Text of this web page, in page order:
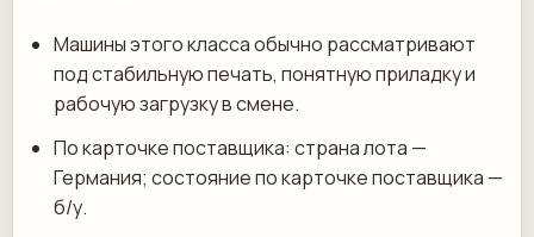
Машины этого класса обычно рассматривают
под стабильную печать, понятную приладку и
рабочую загрузку в смене.
По карточке поставщика: страна лота —
Германия; состояние по карточке поставщика —
б/у.